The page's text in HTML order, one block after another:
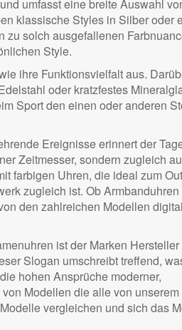
umfasst eine breite Auswahl
klassische Styles in Silber oder
zu solch ausgefallenen
Style.
ihre Funktionsvielfalt aus.
oder kratzfestes
Sport den einen oder anderen
Ereignisse erinnert der
Zeitmesser, sondern zugleich
farbigen Uhren, die ideal zum
zugleich ist. Ob
den zahlreichen Modellen
ist der Marken
Slogan umschreibt treffend,
hohen Ansprüche moderner,
Modellen die alle von
vergleichen und sich das